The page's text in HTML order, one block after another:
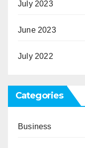
July 2023
June 2023
July 2022
Categories
Business